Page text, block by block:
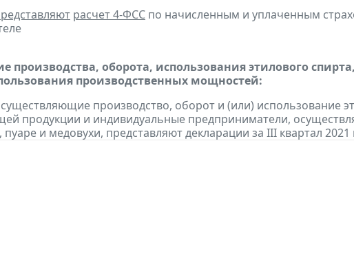
расчет 4-ФСС по начисленным и уплаченным
производства, оборота, использования этилового
производственных мощностей:
производство, оборот и (или) использование
продукции и индивидуальные предприниматели,
пуаре и медовухи, представляют декларации за III квартал 2021